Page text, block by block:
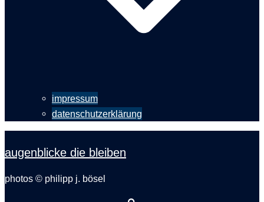
impressum
datenschutzerklärung
augenblicke die bleiben
photos © philipp j. bösel